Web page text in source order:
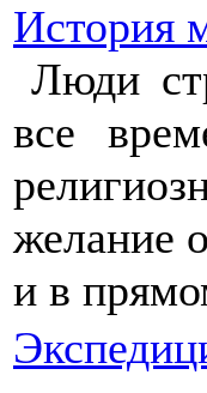
История
Люди
все
желание
и в